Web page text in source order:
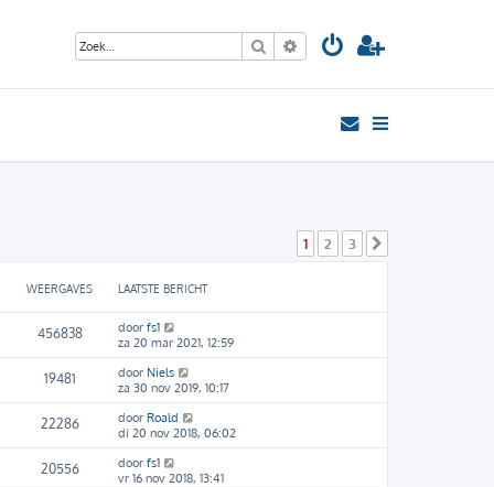
Zoek Uitgebreid zoeken
1 2 3
WEERGAVES LAATSTE BERICHT
456838 door fs1
za 20 mar 2021, 12:59
19481 door Niels
za 30 nov 2019, 10:17
22286 door Roald
di 20 nov 2018, 06:02
20556 door fs1
vr 16 nov 2018, 13:41